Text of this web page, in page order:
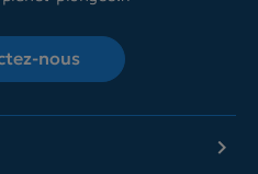
nous
